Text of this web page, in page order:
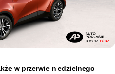
w przerwie niedzielnego